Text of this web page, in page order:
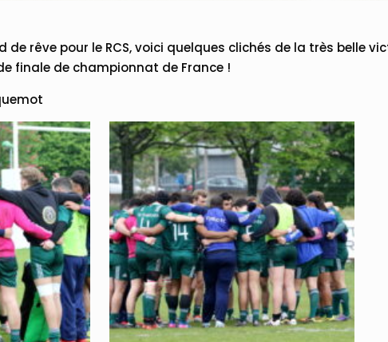
de rêve pour le RCS, voici quelques clichés de la très belle
finale de championnat de France !